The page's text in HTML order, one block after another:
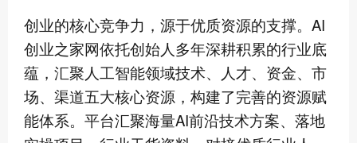
创业的核心竞争力，源于优质资源的支撑。AI
创业之家网依托创始人多年深耕积累的行业底
蕴，汇聚人工智能领域技术、人才、资金、市
场、渠道五大核心资源，构建了完善的资源赋
能体系。平台汇聚海量AI前沿技术方案、落地